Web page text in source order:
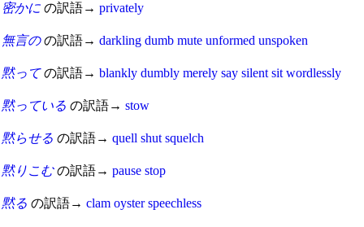
密かに の訳語→ privately
無言のの訳語→ darkling dumb mute unformed unspoken
黙っての訳語→ blankly dumbly merely say silent sit wordlessly
黙っている の訳語→ stow
黙らせる の訳語→ quell shut squelch
黙りこむの訳語→ pause stop
黙る の訳語→ clam oyster speechless